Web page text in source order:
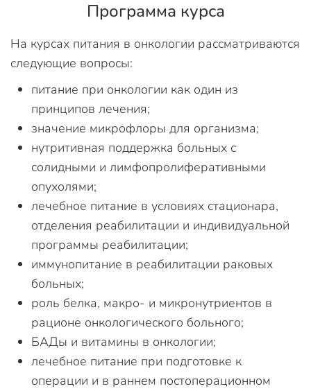
Программа курса
На курсах питания в онкологии рассматриваются
следующие вопросы:
питание при онкологии как один из
принципов лечения;
значение микрофлоры для организма;
нутритивная поддержка больных с
солидными и лимфопролиферативными
опухолями;
лечебное питание в условиях стационара,
отделения реабилитации и индивидуальной
программы реабилитации;
иммунопитание в реабилитации раковых
больных;
роль белка, макро- и микронутриентов в
рационе онкологического больного;
БАДы и витамины в онкологии;
лечебное питание при подготовке к
операции и в раннем постоперационном